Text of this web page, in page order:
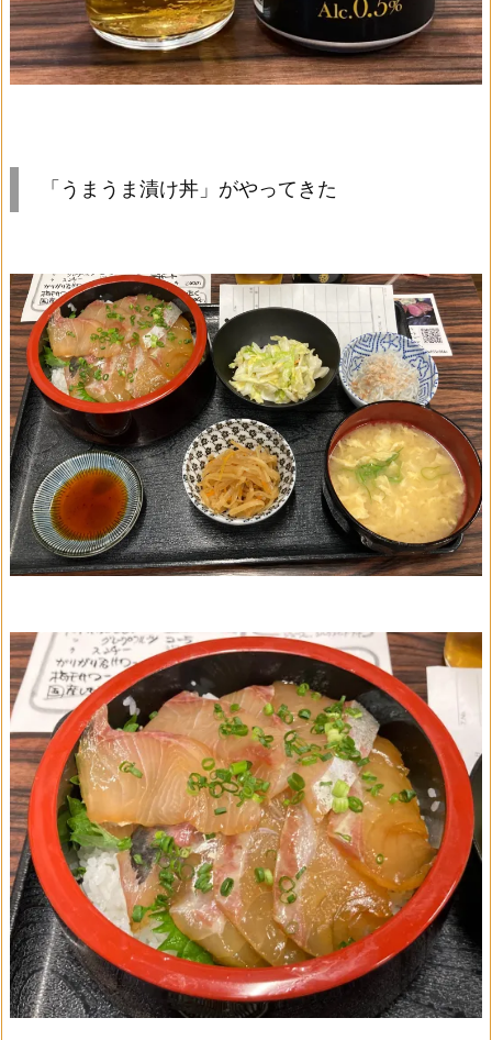
「うまうま漬け丼」がやってきた